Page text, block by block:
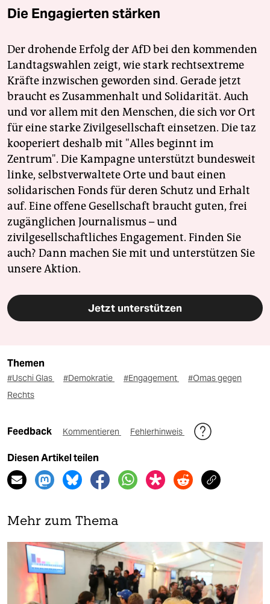
Die Engagierten stärken
Der drohende Erfolg der AfD bei den kommenden
Landtagswahlen zeigt, wie stark rechtsextreme
Kräfte inzwischen geworden sind. Gerade jetzt
braucht es Zusammenhalt und Solidarität. Auch
und vor allem mit den Menschen, die sich vor Ort
für eine starke Zivilgesellschaft einsetzen. Die taz
kooperiert deshalb mit "Alles beginnt im
Zentrum". Die Kampagne unterstützt bundesweit
linke, selbstverwaltete Orte und baut einen
solidarischen Fonds für deren Schutz und Erhalt
auf. Eine offene Gesellschaft braucht guten, frei
zugänglichen Journalismus – und
zivilgesellschaftliches Engagement. Finden Sie
auch? Dann machen Sie mit und unterstützen Sie
unsere Aktion.
Jetzt unterstützen
Themen
#Uschi Glas #Demokratie #Engagement
#Omas gegen
Rechts
Feedback Kommentieren Fehlerhinweis
Diesen Artikel teilen
Mehr zum Thema